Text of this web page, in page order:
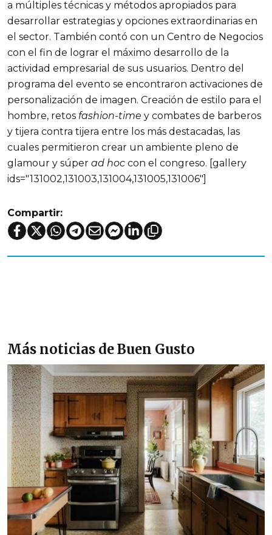
a múltiples técnicas y métodos apropiados para
desarrollar estrategias y opciones extraordinarias en
el sector. También contó con un Centro de Negocios
con el fin de lograr el máximo desarrollo de la
actividad empresarial de sus usuarios. Dentro del
programa del evento se encontraron activaciones de
personalización de imagen. Creación de estilo para el
hombre, retos fashion-time y combates de barberos
y tijera contra tijera entre los más destacadas, las
cuales permitieron crear un ambiente pleno de
glamour y súper ad hoc con el congreso. [gallery
ids="131002,131003,131004,131005,131006"]
Compartir:
Más noticias de Buen Gusto